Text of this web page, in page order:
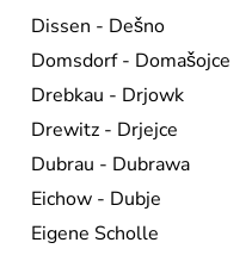
Dissen - Dešno
Domsdorf - Domašojce
Drebkau - Drjowk
Drewitz - Drjejce
Dubrau - Dubrawa
Eichow - Dubje
Eigene Scholle